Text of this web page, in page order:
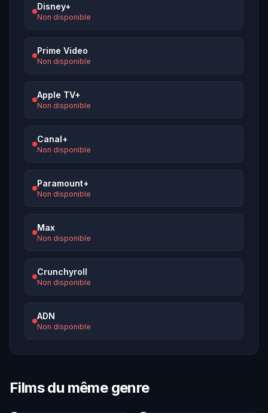
Disney+
Non disponible
Prime Video
Non disponible
Apple TV+
Non disponible
Canal+
Non disponible
Paramount+
Non disponible
Max
Non disponible
Crunchyroll
Non disponible
ADN
Non disponible
Films du même genre